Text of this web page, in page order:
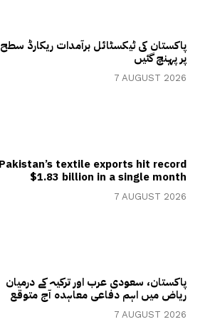
پاکستان کی ٹیکسٹائل برآمدات ریکارڈ سطح
پر پہنچ گئیں
7 AUGUST 2026
Pakistan’s textile exports hit record
$1.83 billion in a single month
7 AUGUST 2026
پاکستان، سعودی عرب اور ترکیہ کے درمیان
ریاض میں اہم دفاعی معاہدہ آج متوقع
7 AUGUST 2026